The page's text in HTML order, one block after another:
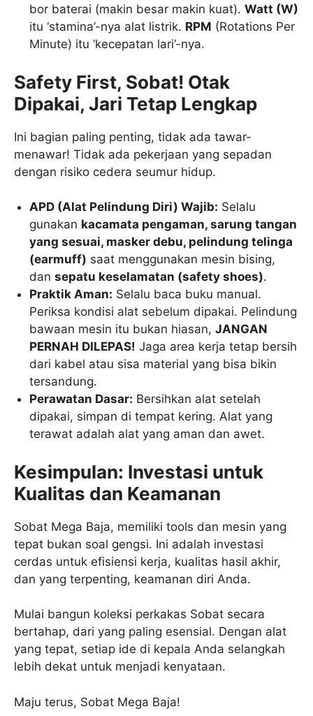
bor baterai (makin besar makin kuat).Watt (W)
itu ‘stamina’-nya alat listrik. RPM (Rotations Per
Minute) itu ‘kecepatan lari’-nya.
Safety First, Sobat! Otak
Dipakai, Jari Tetap Lengkap
Ini bagian paling penting, tidak ada tawar-
menawar! Tidak ada pekerjaan yang sepadan
dengan risiko cedera seumur hidup.
APD (Alat Pelindung Diri) Wajib: Selalu
gunakan kacamata pengaman, sarung tangan
yang sesuai, masker debu, pelindung telinga
(earmuff) saat menggunakan mesin bising,
dansepatu keselamatan (safety shoes).
Praktik Aman: Selalu baca buku manual.
Periksa kondisi alat sebelum dipakai. Pelindung
bawaan mesin itu bukan hiasan,JANGAN
PERNAH DILEPAS! Jaga area kerja tetap bersih
dari kabel atau sisa material yang bisa bikin
tersandung.
Perawatan Dasar: Bersihkan alat setelah
dipakai, simpan di tempat kering. Alat yang
terawat adalah alat yang aman dan awet.
Kesimpulan: Investasi untuk
Kualitas dan Keamanan
Sobat Mega Baja, memiliki tools dan mesin yang
tepat bukan soal gengsi. Ini adalah investasi
cerdas untuk efisiensi kerja, kualitas hasil akhir,
dan yang terpenting, keamanan diri Anda.
Mulai bangun koleksi perkakas Sobat secara
bertahap, dari yang paling esensial. Dengan alat
yang tepat, setiap ide di kepala Anda selangkah
lebih dekat untuk menjadi kenyataan.
Maju terus, Sobat Mega Baja!